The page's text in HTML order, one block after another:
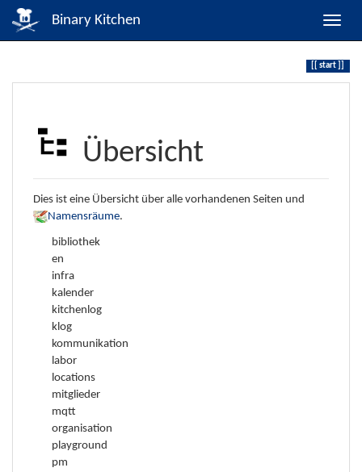
Binary Kitchen
start
Übersicht
Dies ist eine Übersicht über alle vorhandenen Seiten und
Namensräume.
bibliothek
en
infra
kalender
kitchenlog
klog
kommunikation
labor
locations
mitglieder
mqtt
organisation
playground
pm